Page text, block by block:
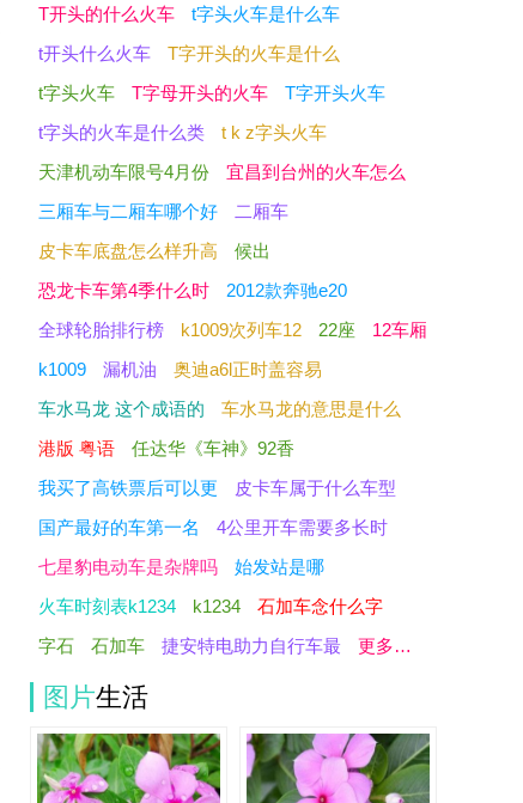
T开头的什么火车
t字头火车是什么车
t开头什么火车
T字开头的火车是什么
t字头火车
T字母开头的火车
T字开头火车
t字头的火车是什么类
t k z字头火车
天津机动车限号4月份
宜昌到台州的火车怎么
三厢车与二厢车哪个好
二厢车
皮卡车底盘怎么样升高
候出
恐龙卡车第4季什么时
2012款奔驰e20
全球轮胎排行榜
k1009次列车12 22座
12车厢
k1009
漏机油
奥迪a6l正时盖容易
车水马龙 这个成语的
车水马龙的意思是什么
港版 粤语
任达华《车神》92香
我买了高铁票后可以更
皮卡车属于什么车型
国产最好的车第一名
4公里开车需要多长时
七星豹电动车是杂牌吗
始发站是哪
火车时刻表k1234
k1234
石加车念什么字
字石
石加车 捷安特电助力自行车最 更多…
图片生活